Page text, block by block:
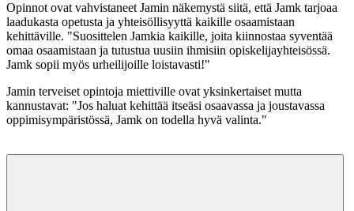
Opinnot ovat vahvistaneet Jamin näkemystä siitä, että Jamk tarjoaa
laadukasta opetusta ja yhteisöllisyyttä kaikille osaamistaan
kehittäville. "Suosittelen Jamkia kaikille, joita kiinnostaa syventää
omaa osaamistaan ja tutustua uusiin ihmisiin opiskelijayhteisössä.
Jamk sopii myös urheilijoille loistavasti!"
Jamin terveiset opintoja miettiville ovat yksinkertaiset mutta
kannustavat: "Jos haluat kehittää itseäsi osaavassa ja joustavassa
oppimisympäristössä, Jamk on todella hyvä valinta."